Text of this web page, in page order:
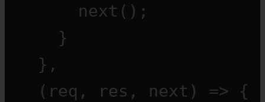
next ();
}
},
( req , res , next ) => {